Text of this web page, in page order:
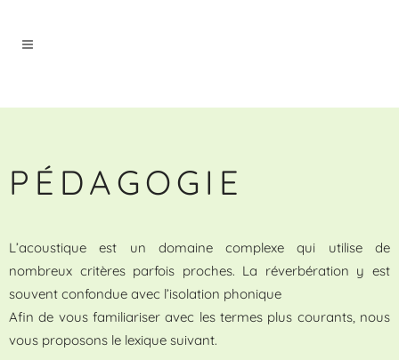
PÉDAGOGIE
L’acoustique est un domaine complexe qui utilise de
nombreux critères parfois proches. La réverbération y est
souvent confondue avec l’isolation phonique
Afin de vous familiariser avec les termes plus courants, nous
vous proposons le lexique suivant.